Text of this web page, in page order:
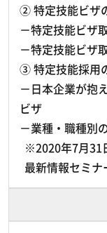
② 特定技能ビザ
－特定技能ビザ
－特定技能ビザ
③ 特定技能採用
－日本企業が抱
ビザ
－業種・職種別
※2020年7月31
最新情報セミナ